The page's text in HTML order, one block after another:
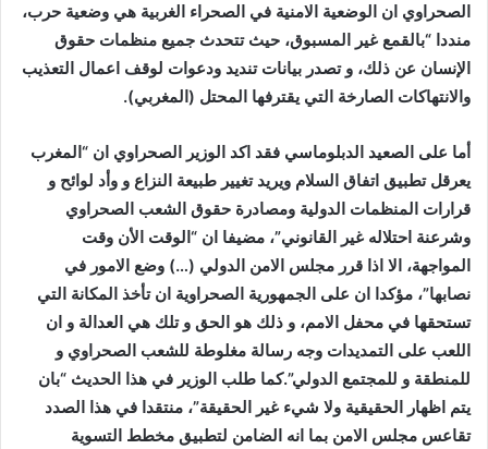
الصحراوي ان الوضعية الامنية في الصحراء الغربية هي وضعية حرب،
منددا “بالقمع غير المسبوق، حيث تتحدث جميع منظمات حقوق
الإنسان عن ذلك، و تصدر بيانات تنديد ودعوات لوقف اعمال التعذيب
والانتهاكات الصارخة التي يقترفها المحتل (المغربي).
أما على الصعيد الدبلوماسي فقد اكد الوزير الصحراوي ان “المغرب
يعرقل تطبيق اتفاق السلام ويريد تغيير طبيعة النزاع و وأد لوائح و
قرارات المنظمات الدولية ومصادرة حقوق الشعب الصحراوي
وشرعنة احتلاله غير القانوني”، مضيفا ان “الوقت الأن وقت
المواجهة، الا اذا قرر مجلس الامن الدولي (…) وضع الامور في
نصابها”، مؤكدا ان على الجمهورية الصحراوية ان تأخذ المكانة التي
تستحقها في محفل الامم، و ذلك هو الحق و تلك هي العدالة و ان
اللعب على التمديدات وجه رسالة مغلوطة للشعب الصحراوي و
للمنطقة و للمجتمع الدولي”.كما طلب الوزير في هذا الحديث “بان
يتم اظهار الحقيقية ولا شيء غير الحقيقة”، منتقدا في هذا الصدد
تقاعس مجلس الامن بما انه الضامن لتطبيق مخطط التسوية